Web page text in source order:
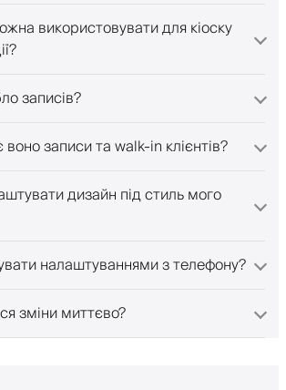
використовувати для кіоску
записів?
записи та walk-in клієнтів?
дизайн під стиль мого
налаштуваннями з телефону?
зміни миттєво?